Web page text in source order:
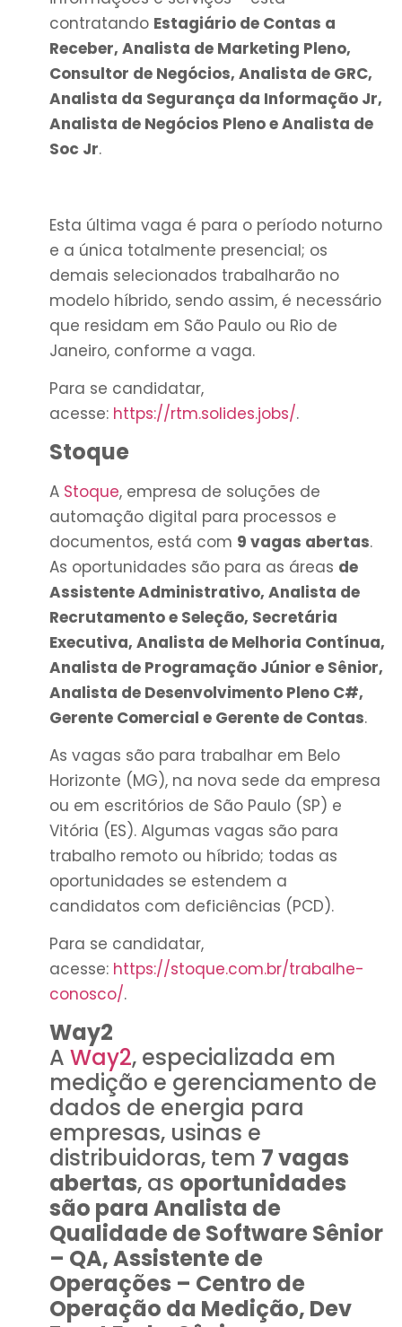
contratando Estagiário de Contas a
Receber, Analista de Marketing Pleno,
Consultor de Negócios, Analista de GRC,
Analista da Segurança da Informação Jr,
Analista de Negócios Pleno e Analista de
Soc Jr.
Esta última vaga é para o período noturno
e a única totalmente presencial; os
demais selecionados trabalharão no
modelo híbrido, sendo assim, é necessário
que residam em São Paulo ou Rio de
Janeiro, conforme a vaga.
Para se candidatar,
acesse: https://rtm.solides.jobs/.
Stoque
A Stoque, empresa de soluções de
automação digital para processos e
documentos, está com 9 vagas abertas.
As oportunidades são para as áreas de
Assistente Administrativo, Analista de
Recrutamento e Seleção, Secretária
Executiva, Analista de Melhoria Contínua,
Analista de Programação Júnior e Sênior,
Analista de Desenvolvimento Pleno C#,
Gerente Comercial e Gerente de Contas.
As vagas são para trabalhar em Belo
Horizonte (MG), na nova sede da empresa
ou em escritórios de São Paulo (SP) e
Vitória (ES). Algumas vagas são para
trabalho remoto ou híbrido; todas as
oportunidades se estendem a
candidatos com deficiências (PCD).
Para se candidatar,
acesse: https://stoque.com.br/trabalhe-
conosco/.
Way2
A Way2, especializada em
medição e gerenciamento de
dados de energia para
empresas, usinas e
distribuidoras, tem 7 vagas
abertas, as oportunidades
são para Analista de
Qualidade de Software Sênior
– QA, Assistente de
Operações – Centro de
Operação da Medição, Dev